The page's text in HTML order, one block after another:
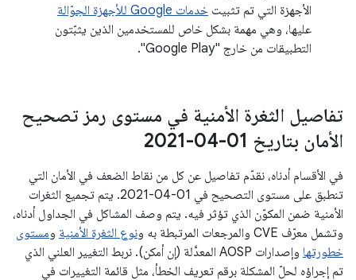
الأجهزة التي تم تثبيت خدمات Google للأجهزة الجوّالة
عليها، وهي مهمة بشكل خاص للمستخدمين الذين يثبّتون
التطبيقات من خارج "Google Play".
تفاصيل الثغرة الأمنية في مستوى رمز تصحيح
الأمان بتاريخ 01‏-04‏-2021
في الأقسام أدناه، نقدّم تفاصيل عن كل من نقاط الضعف في الأمان التي
تنطبق على مستوى التصحيح في 01‏-04‏-2021. يتم تجميع الثغرات
الأمنية ضمن المكوّن الذي تؤثر فيه. يتم وصف المشاكل في الجداول أدناه،
وتشمل معرّف CVE والمرجعات المرتبطة به و
نوع الثغرة الأمنية ومستوى
خطورتها
وإصدارات AOSP المعدَّلة (إن أمكن). نربط التغيير العلني الذي
تم إجراؤه لحلّ المشكلة برقم تعريف الخطأ، مثل قائمة التغييرات في